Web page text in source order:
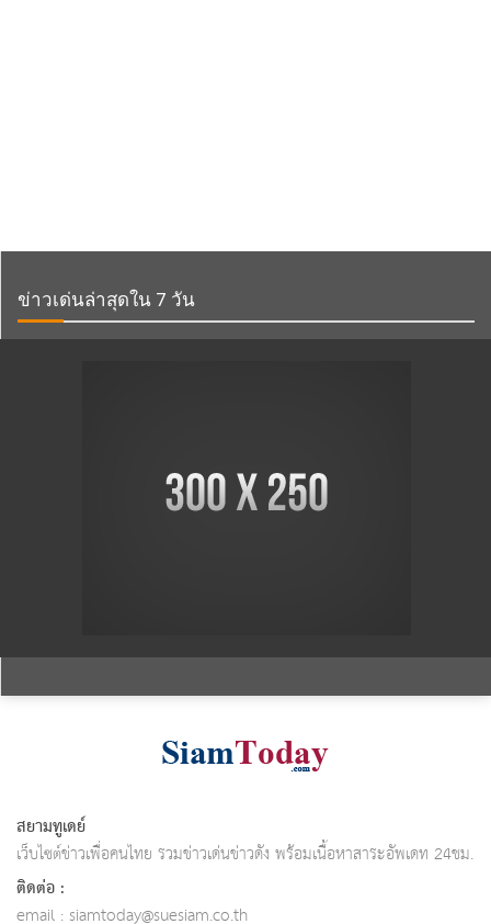
ข่าวเด่นล่าสุดใน 7 วัน
สยามทูเดย์
เว็บไซต์ข่าวเพื่อคนไทย รวมข่าวเด่นข่าวดัง พร้อมเนื้อหาสาระอัพเดท 24ชม.
ติดต่อ :
email : siamtoday@suesiam.co.th